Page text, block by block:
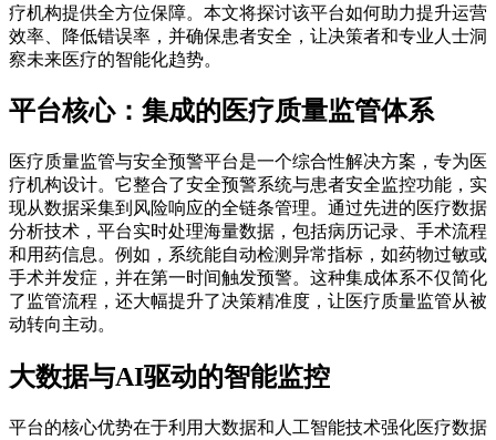
疗机构提供全方位保障。本文将探讨该平台如何助力提升运营
效率、降低错误率，并确保患者安全，让决策者和专业人士洞
察未来医疗的智能化趋势。
平台核心：集成的医疗质量监管体系
医疗质量监管与安全预警平台是一个综合性解决方案，专为医
疗机构设计。它整合了安全预警系统与患者安全监控功能，实
现从数据采集到风险响应的全链条管理。通过先进的医疗数据
分析技术，平台实时处理海量数据，包括病历记录、手术流程
和用药信息。例如，系统能自动检测异常指标，如药物过敏或
手术并发症，并在第一时间触发预警。这种集成体系不仅简化
了监管流程，还大幅提升了决策精准度，让医疗质量监管从被
动转向主动。
大数据与AI驱动的智能监控
平台的核心优势在于利用大数据和人工智能技术强化医疗数据